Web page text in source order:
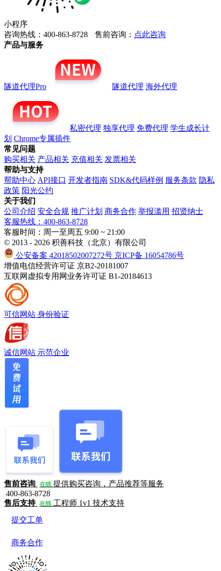
小程序
咨询热线：400-863-8728
售前咨询： 点此咨询
产品与服务
隧道代理Pro 隧道代理 海外代理
私密代理 独享代理 免费代理 学生成长计
划 Chrome专属插件
常见问题
购买相关 产品相关 充值相关 发票相关
帮助与支持
帮助中心 API接口 开发者指南 SDK&代码样例 服务条款 隐私
政策 阳光公约
关于我们
公司介绍 安全合规 推广计划 商务合作 举报滥用 招贤纳士
客服热线：400-863-8728
客服时间：周一至周五 9:00 ~ 21:00
© 2013 - 2026 积善科技（北京）有限公司
公安备案 42018502007272号 京ICP备 16054786号
增值电信经营许可证 京B2-20181007
互联网虚拟专用网业务许可证 B1-20184613
可信网站 身份验证
诚信网站 示范企业
售前咨询 在线 提供购买咨询，产品推荐等服务
400-863-8728
售后支持 在线 工程师 1v1 技术支持
提交工单
商务合作